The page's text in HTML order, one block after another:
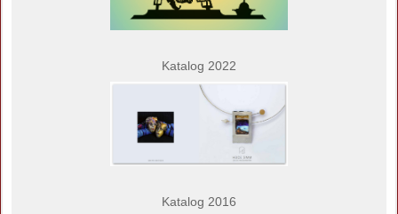
Katalog 2022
Katalog 2016